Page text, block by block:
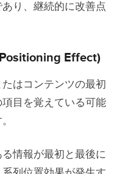
り、継続的に改善点
Effect)
はコンテンツの最初
項目を覚えている可能
情報が最初と最後に